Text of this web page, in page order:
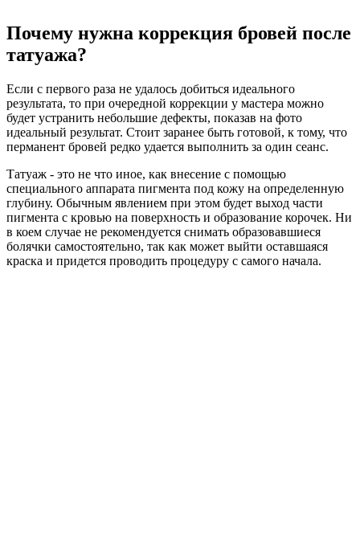
Почему нужна коррекция бровей после
татуажа?
Если с первого раза не удалось добиться идеального
результата, то при очередной коррекции у мастера можно
будет устранить небольшие дефекты, показав на фото
идеальный результат. Стоит заранее быть готовой, к тому, что
перманент бровей редко удается выполнить за один сеанс.
Татуаж - это не что иное, как внесение с помощью
специального аппарата пигмента под кожу на определенную
глубину. Обычным явлением при этом будет выход части
пигмента с кровью на поверхность и образование корочек. Ни
в коем случае не рекомендуется снимать образовавшиеся
болячки самостоятельно, так как может выйти оставшаяся
краска и придется проводить процедуру с самого начала.